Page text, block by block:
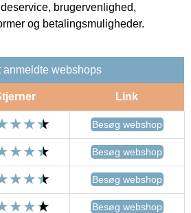
brugervenlighed,
og betalingsmuligheder.
anmeldte webshops
Link
Besøg webshop
Besøg webshop
Besøg webshop
Besøg webshop